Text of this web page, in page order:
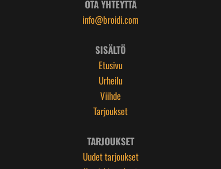
OTA YHTEYTTÄ
info@broidi.com
SISÄLTÖ
Etusivu
Urheilu
Viihde
Tarjoukset
TARJOUKSET
Uudet tarjoukset